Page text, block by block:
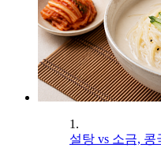
1.
설탕 vs 소금,